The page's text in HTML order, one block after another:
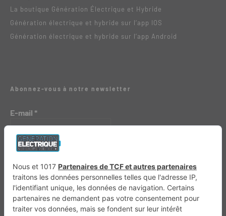
La boutique Génération Électrique et Hybride
Génération électrique et hybride sur l’app IOS
Génération électrique et hybride sur l’app Android
Abonnez-vous à notre newsletter
E-mail *